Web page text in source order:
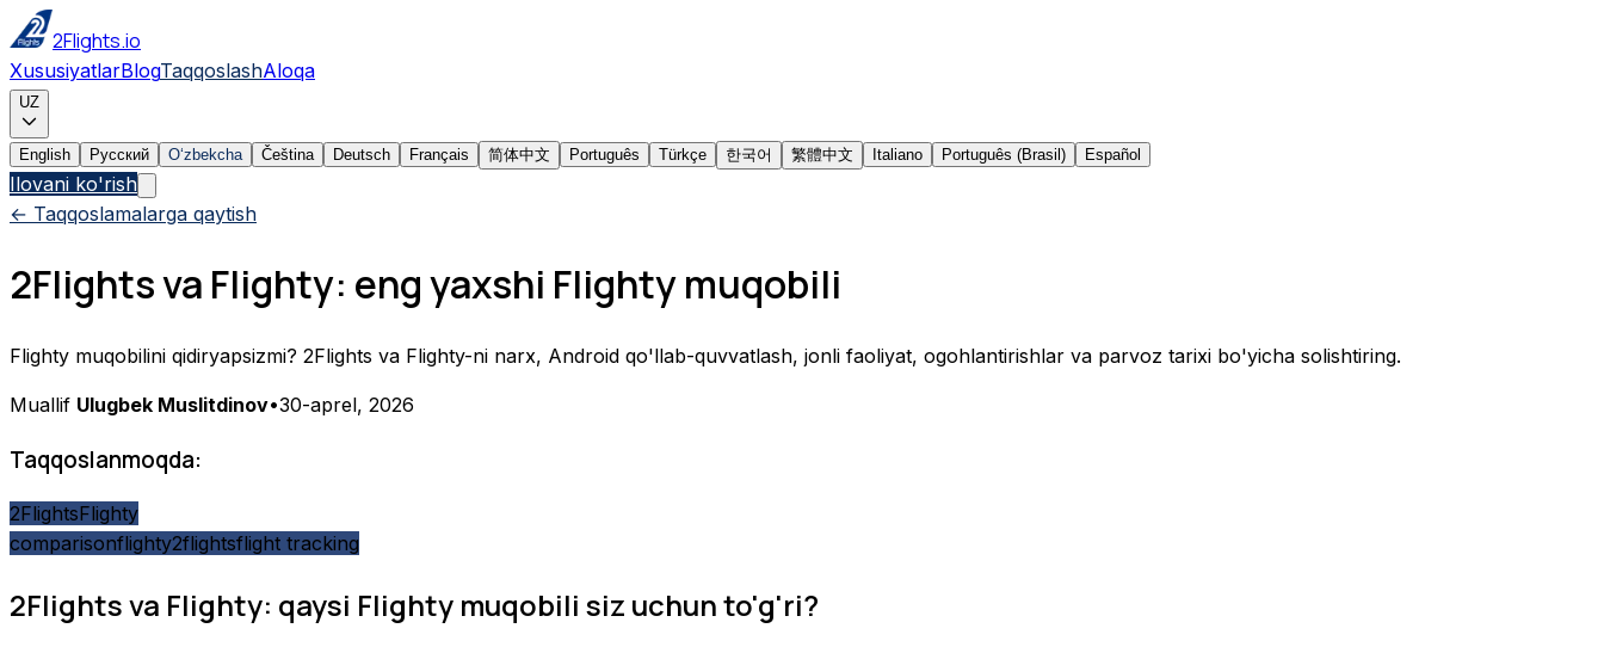
2Flights.io
XususiyatlarBlogTaqqoslashAloqa
UZ
English Русский Oʻzbekcha Čeština Deutsch Français 简体中文 Português Türkçe 한국어 繁體中文 Italiano Português (Brasil) Español
Ilovani ko'rish
← Taqqoslamalarga qaytish
2Flights va Flighty: eng yaxshi Flighty muqobili
Flighty muqobilini qidiryapsizmi? 2Flights va Flighty-ni narx, Android qo'llab-quvvatlash, jonli faoliyat, ogohlantirishlar va parvoz tarixi bo'yicha solishtiring.
Muallif Ulugbek Muslitdinov•30-aprel, 2026
Taqqoslanmoqda:
2FlightsFlighty
comparisonflighty2flightsflight tracking
2Flights va Flighty: qaysi Flighty muqobili siz uchun to'g'ri?